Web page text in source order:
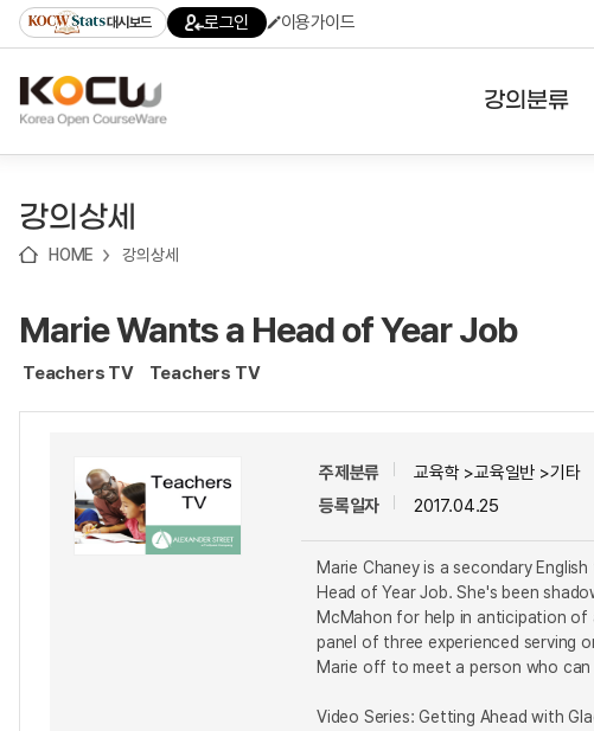
기
기
기
content)
가
대시보드 로그인 이용가이드
강의분류
테마강의
강의상세
HOME 강의상세
Marie Wants a Head of Year Job
Teachers TV Teachers TV
주제분류
교육학 >교육일반 >기타
등록일자
2017.04.25
Marie Chaney is a secondary
Head of Year Job. She's been
McMahon for help in anticipation of
panel of three experienced serving
Marie off to meet a person who
Video Series: Getting Ahead with